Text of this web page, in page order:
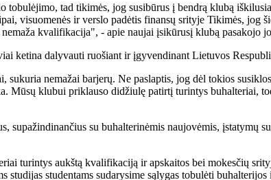
tad tikimės, jog susibūrus į bendrą klubą
visuomenės ir verslo padėtis finansų srityje Tikimės, jog
kvalifikacija", - apie naujai įsikūrusį klubą pasakojo
ketina dalyvauti ruošiant ir įgyvendinant Lietuvos
nemažai barjerų. Ne paslaptis, jog dėl tokios
Mūsų klubui priklauso didžiulę patirtį turintys buhalteriai,
su buhalterinėmis naujovėmis, įstatymų
turintys aukštą kvalifikaciją ir apskaitos bei mokesčių
studentams sudarysime sąlygas tobulėti